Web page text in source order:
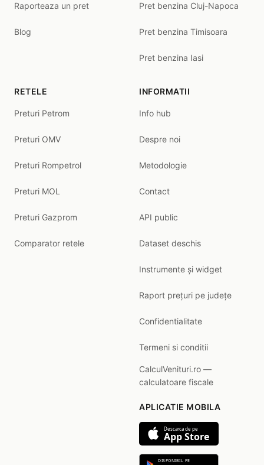
Raporteaza un pret
Blog
Pret benzina Cluj-Napoca
Pret benzina Timisoara
Pret benzina Iasi
RETELE
Preturi Petrom
Preturi OMV
Preturi Rompetrol
Preturi MOL
Preturi Gazprom
Comparator retele
INFORMATII
Info hub
Despre noi
Metodologie
Contact
API public
Dataset deschis
Instrumente și widget
Raport prețuri pe județe
Confidentialitate
Termeni si conditii
CalculVenituri.ro —
calculatoare fiscale
APLICATIE MOBILA
Descarca de pe
App Store
DISPONIBIL PE